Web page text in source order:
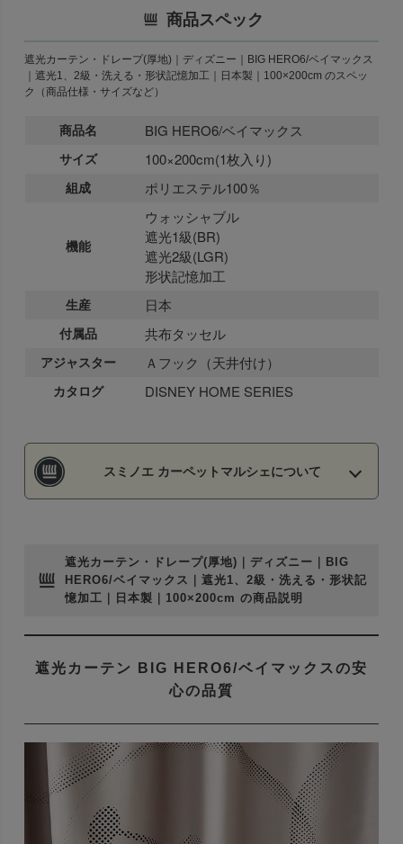
商品スペック
遮光カーテン・ドレープ(厚地)｜ディズニー｜BIG HERO6/ベイマックス
｜遮光1、2級・洗える・形状記憶加工｜日本製｜100×200cm のスペッ
ク（商品仕様・サイズなど）
商品名 BIG HERO6/ベイマックス
サイズ 100×200cm(1枚入り)
組成 ポリエステル100％
機能
ウォッシャブル
遮光1級(BR)
遮光2級(LGR)
形状記憶加工
生産 日本
付属品 共布タッセル
アジャスター Ａフック（天井付け）
カタログ DISNEY HOME SERIES
スミノエ カーペットマルシェについて
遮光カーテン・ドレープ(厚地)｜ディズニー｜BIG
HERO6/ベイマックス｜遮光1、2級・洗える・形状記
憶加工｜日本製｜100×200cm の商品説明
遮光カーテン BIG HERO6/ベイマックスの安
心の品質